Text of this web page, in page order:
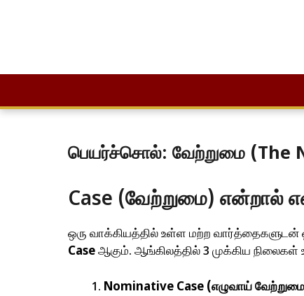
Skip
பெயர்ச்சொல்: வேற்றுமை (The
Case (வேற்றுமை) என்றால்
ஒரு வாக்கியத்தில் உள்ள மற்ற வார்த்தைகளுடன்
Caseஆகும். ஆங்கிலத்தில் 3 முக்கிய
Nominative Case (எழுவாய்